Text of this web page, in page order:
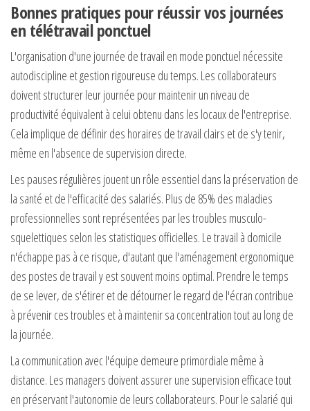
Bonnes pratiques pour réussir vos journées
en télétravail ponctuel
L'organisation d'une journée de travail en mode ponctuel nécessite
autodiscipline et gestion rigoureuse du temps. Les collaborateurs
doivent structurer leur journée pour maintenir un niveau de
productivité équivalent à celui obtenu dans les locaux de l'entreprise.
Cela implique de définir des horaires de travail clairs et de s'y tenir,
même en l'absence de supervision directe.
Les pauses régulières jouent un rôle essentiel dans la préservation de
la santé et de l'efficacité des salariés. Plus de 85% des maladies
professionnelles sont représentées par les troubles musculo-
squelettiques selon les statistiques officielles. Le travail à domicile
n'échappe pas à ce risque, d'autant que l'aménagement ergonomique
des postes de travail y est souvent moins optimal. Prendre le temps
de se lever, de s'étirer et de détourner le regard de l'écran contribue
à prévenir ces troubles et à maintenir sa concentration tout au long de
la journée.
La communication avec l'équipe demeure primordiale même à
distance. Les managers doivent assurer une supervision efficace tout
en préservant l'autonomie de leurs collaborateurs. Pour le salarié qui